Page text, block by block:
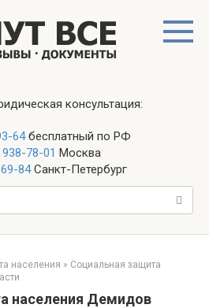
консультация:
64бесплатный по РФ
78-01 Москва
84Санкт-Петербург
населения » Социальная защита
населения Демидов